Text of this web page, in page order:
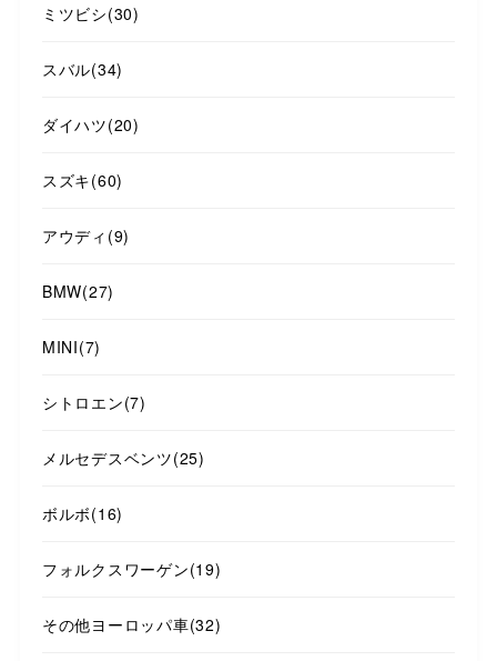
ミツビシ(30)
スバル(34)
ダイハツ(20)
スズキ(60)
アウディ (9)
BMW(27)
MINI(7)
シトロエン(7)
メルセデスベンツ(25)
ボルボ(16)
フォルクスワーゲン(19)
その他ヨーロッパ車(32)